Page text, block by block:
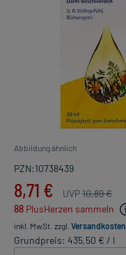
Abbildung ähnlich
PZN:10738439
8,71 € UVP10,89 €
88 PlusHerzen sammeln
inkl. MwSt. zzgl. Versandkosten
Grundpreis: 435,50 € / l